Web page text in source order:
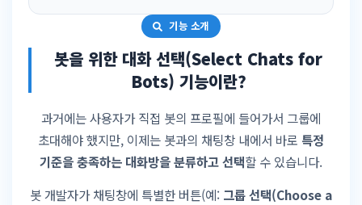
기능 소개
봇을 위한 대화 선택(Select Chats for
Bots) 기능이란?
과거에는 사용자가 직접 봇의 프로필에 들어가서 그룹에
초대해야 했지만, 이제는 봇과의 채팅창 내에서 바로 특정
기준을 충족하는 대화방을 분류하고 선택할 수 있습니다.
봇 개발자가 채팅창에 특별한 버튼(예: 그룹 선택(Choose a